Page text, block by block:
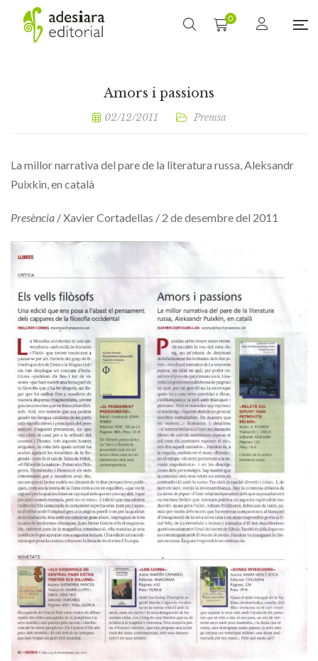
0
Amors i passions
02/12/2011 Premsa
La millor narrativa del pare de la literatura russa, Aleksandr
Puixkin, en català
Presència / Xavier Cortadellas / 2 de desembre del 2011